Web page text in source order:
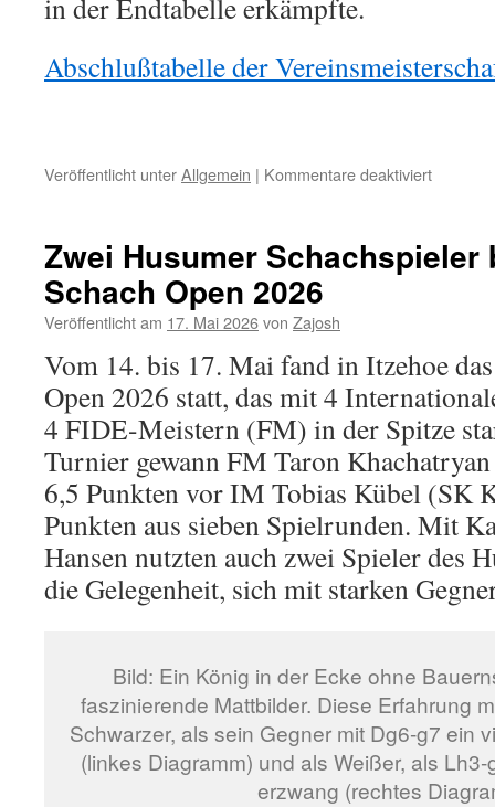
in der Endtabelle erkämpfte.
Abschlußtabelle der
Veröffentlicht unterAllgemein | Kommentare deaktiviertfür
2026
Zwei Husumer Schachspieler
Schach Open 2026
Veröffentlicht am 17. Mai 2026von Zajosh
Vom 14. bis 17. Mai fand in Itzehoe
Open 2026 statt, das mit 4
4 FIDE-Meistern (FM) in der Spitze
Turnier gewann FM Taron
6,5 Punkten vor IM Tobias Kübel (SK
Punkten aus sieben Spielrunden. Mit
Hansen nutzten auch zwei Spieler des
die Gelegenheit, sich mit starken
Bild: Ein König in der Ecke ohne
faszinierende Mattbilder. Diese Erfahrung
Schwarzer, als sein Gegner mit Dg6-g7 ein
(linkes Diagramm) und als Weißer, als
erzwang (rechtes